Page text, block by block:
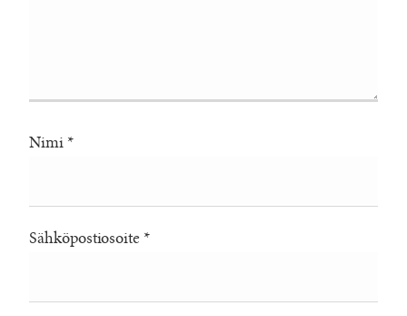
Nimi *
Sähköpostiosoite *